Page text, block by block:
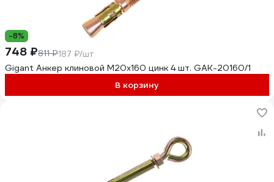
-8%
748 ₽811 ₽187 ₽/шт
Gigant Анкер клиновой М20x160 цинк 4 шт. GAK-20160/1
В корзину